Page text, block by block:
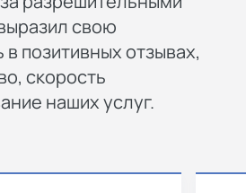
свою
позитивных отзывах,
скорость
наших услуг.